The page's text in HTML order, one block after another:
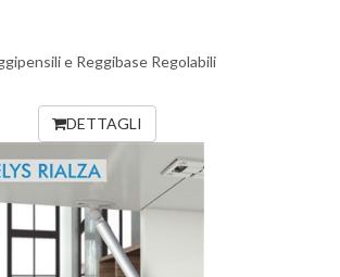
e Reggibase Regolabili
DETTAGLI